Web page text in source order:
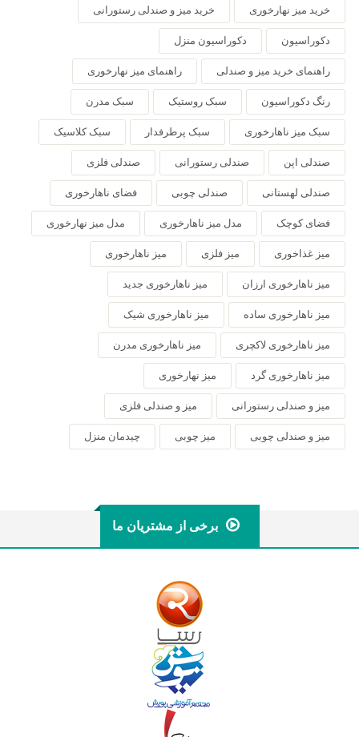
خرید میز نهارخوری خرید میز و صندلی رستورانی
دکوراسیون دکوراسیون منزل
راهنمای خرید میز و صندلی راهنمای میز نهارخوری
رنگ دکوراسیون سبک روستیک سبک مدرن
سبک میز ناهارخوری سبک پرطرفدار سبک کلاسیک
صندلی اپن صندلی رستورانی صندلی فلزی
صندلی لهستانی صندلی چوبی فضای ناهارخوری
فضای کوچک مدل میز ناهارخوری مدل میز نهارخوری
میز غذاخوری میز فلزی میز ناهارخوری
میز ناهارخوری ارزان میز ناهارخوری جدید
میز ناهارخوری ساده میز ناهارخوری شیک
میز ناهارخوری لاکچری میز ناهارخوری مدرن
میز ناهارخوری گرد میز نهارخوری
میز و صندلی رستورانی میز و صندلی فلزی
میز و صندلی چوبی میز چوبی چیدمان منزل
برخی از مشتریان ما